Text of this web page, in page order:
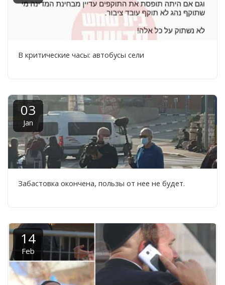
В критические часы: автобусы сели
03
Jan
Забастовка окончена, пользы от нее не будет.
14
Feb